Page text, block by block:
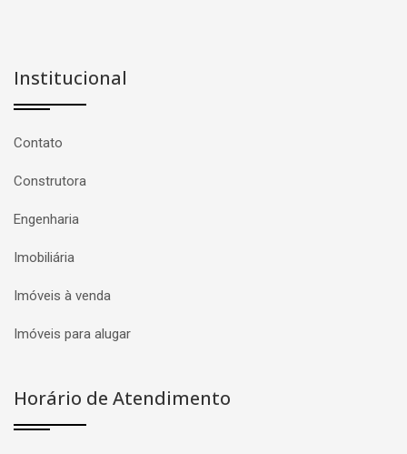
Institucional
Contato
Construtora
Engenharia
Imobiliária
Imóveis à venda
Imóveis para alugar
Horário de Atendimento